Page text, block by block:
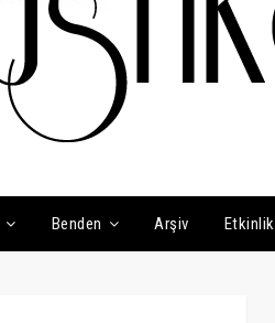
Benden Arşiv Etkinlik